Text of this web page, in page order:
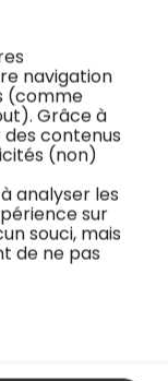
navigation
(comme
Grâce à
des contenus
(non)
analyser les
sur
souci, mais
de ne pas
de